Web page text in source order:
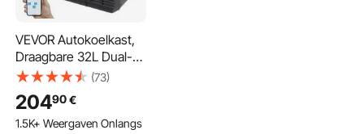
VEVOR Autokoelkast,
Draagbare 32L Dual-
Zone Vriezer, 12V
Autokoelkast,
Instelbaar
Temperatuurbereik
(73)
20490€
1.5K+ Weergaven Onlangs